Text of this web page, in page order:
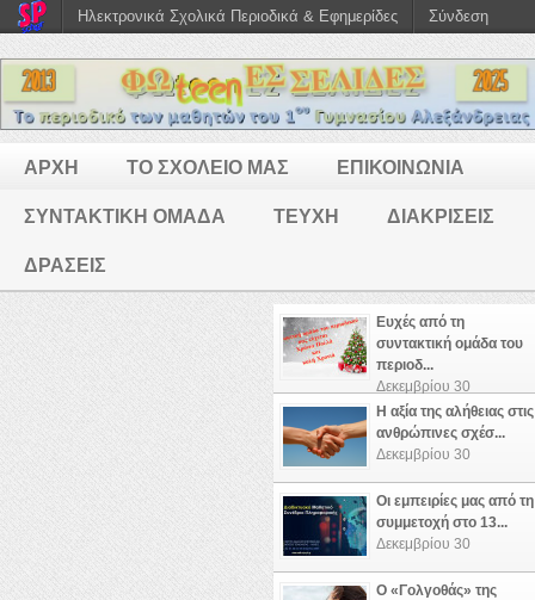
ΑΡΧΗ ΤΟ ΣΧΟΛΕΙΟ ΜΑΣ ΕΠΙΚΟΙΝΩΝΙΑ
ΣΥΝΤΑΚΤΙΚΗ ΟΜΑΔΑ ΤΕΥΧΗ ΔΙΑΚΡΙΣΕΙΣ
ΔΡΑΣΕΙΣ
Ευχές από τη
συντακτική ομάδα του
περιοδ...
Δεκεμβρίου 30
Η αξία της αλήθειας στις
ανθρώπινες σχέσ...
Δεκεμβρίου 30
Οι εμπειρίες μας από τη
συμμετοχή στο 13...
Δεκεμβρίου 30
Ο «Γολγοθάς» της
Ηλεκτρονικά Σχολικά Περιοδικά & Εφημερίδες Σύνδεση